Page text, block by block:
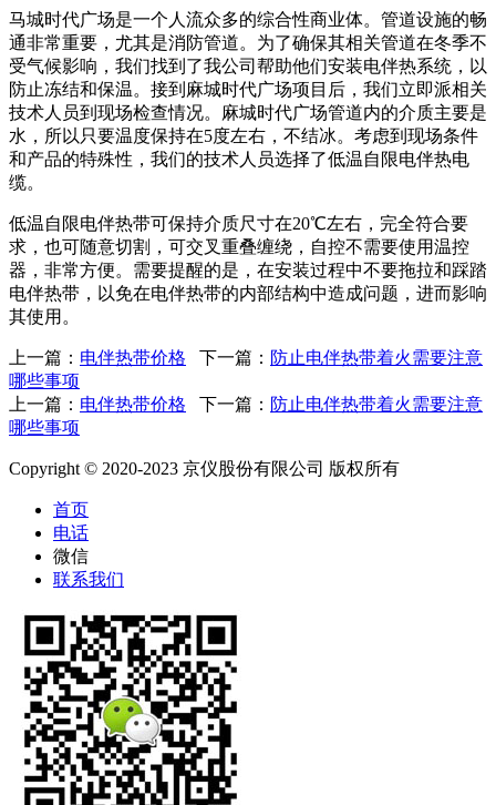
马城时代广场是一个人流众多的综合性商业体。管道设施的畅
通非常重要，尤其是消防管道。为了确保其相关管道在冬季不
受气候影响，我们找到了我公司帮助他们安装电伴热系统，以
防止冻结和保温。接到麻城时代广场项目后，我们立即派相关
技术人员到现场检查情况。麻城时代广场管道内的介质主要是
水，所以只要温度保持在5度左右，不结冰。考虑到现场条件
和产品的特殊性，我们的技术人员选择了低温自限电伴热电
缆。
低温自限电伴热带可保持介质尺寸在20℃左右，完全符合要
求，也可随意切割，可交叉重叠缠绕，自控不需要使用温控
器，非常方便。需要提醒的是，在安装过程中不要拖拉和踩踏
电伴热带，以免在电伴热带的内部结构中造成问题，进而影响
其使用。
上一篇： 电伴热带价格 下一篇： 防止电伴热带着火需要注意
哪些事项
上一篇： 电伴热带价格 下一篇： 防止电伴热带着火需要注意
哪些事项
Copyright © 2020-2023 京仪股份有限公司 版权所有
首页
电话
微信
联系我们